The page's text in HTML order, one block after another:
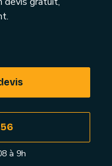
à 9h